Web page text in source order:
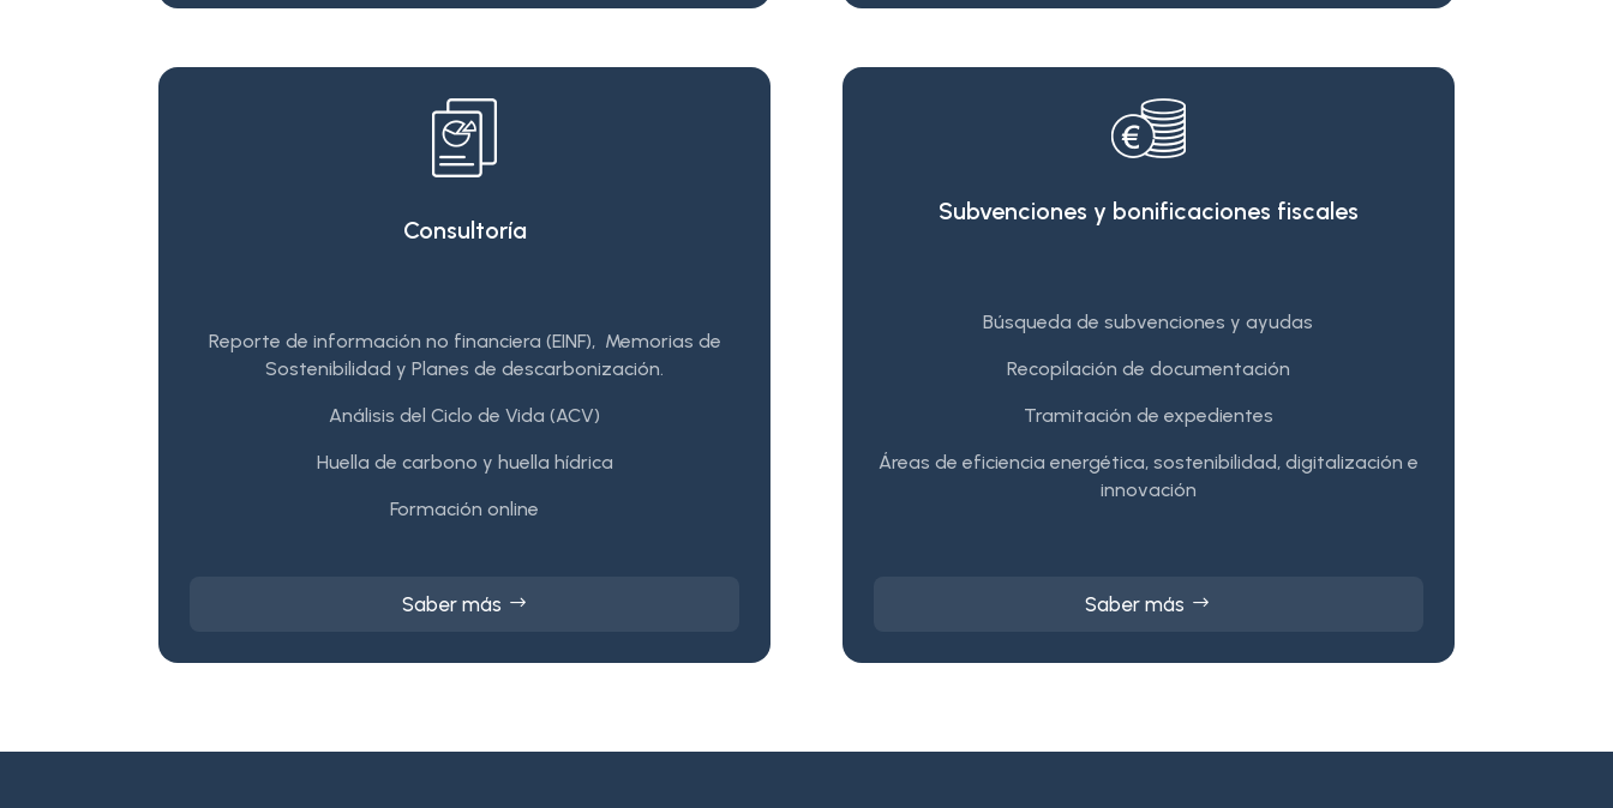
Consultoría
Reporte de información no financiera (EINF), Memorias de
Sostenibilidad y Planes de descarbonización.
Análisis del Ciclo de Vida (ACV)
Huella de carbono y huella hídrica
Formación online
Saber más
Subvenciones y bonificaciones fiscales
Búsqueda de subvenciones y ayudas
Recopilación de documentación
Tramitación de expedientes
Áreas de eficiencia energética, sostenibilidad, digitalización e
innovación
Saber más